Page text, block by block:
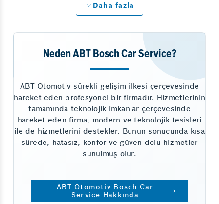
Daha fazla
Neden ABT Bosch Car Service?
ABT Otomotiv sürekli gelişim ilkesi çerçevesinde
hareket eden profesyonel bir firmadır. Hizmetlerinin
tamamında teknolojik imkanlar çerçevesinde
hareket eden firma, modern ve teknolojik tesisleri
ile de hizmetlerini destekler. Bunun sonucunda kısa
sürede, hatasız, konfor ve güven dolu hizmetler
sunulmuş olur.
ABT Otomotiv Bosch Car
Service Hakkında